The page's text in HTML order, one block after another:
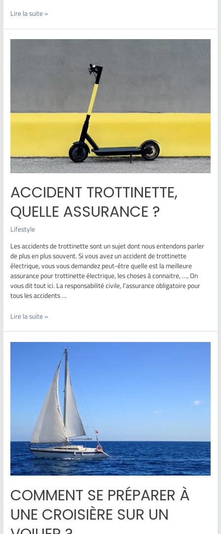
Lire la suite »
ACCIDENT TROTTINETTE,
QUELLE ASSURANCE ?
Lifestyle
Les accidents de trottinette sont un sujet dont nous entendons parler
de plus en plus souvent. Si vous avez un accident de trottinette
électrique, vous vous demandez peut-être quelle est la meilleure
assurance pour trottinette électrique, les choses à connaitre, …, On
vous dit tout ici. La responsabilité civile, l’assurance obligatoire pour
tous les accidents …
Lire la suite »
COMMENT SE PRÉPARER À
UNE CROISIÈRE SUR UN